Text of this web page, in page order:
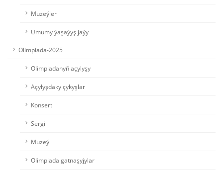
Muzeýler
Umumy ýaşaýyş jaýy
Olimpiada-2025
Olimpiadanyň açylyşy
Açylyşdaky çykyşlar
Konsert
Sergi
Muzeý
Olimpiada gatnaşyjylar